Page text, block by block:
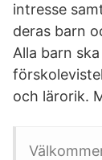
intresse
deras barn
Alla barn
och lärorik.